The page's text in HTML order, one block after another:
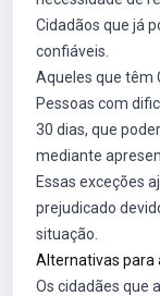
Cidadãos que já
confiáveis.
Aqueles que têm
Pessoas com
30 dias, que
mediante
Essas exceções
prejudicado
situação.
Alternativas para
Os cidadães que